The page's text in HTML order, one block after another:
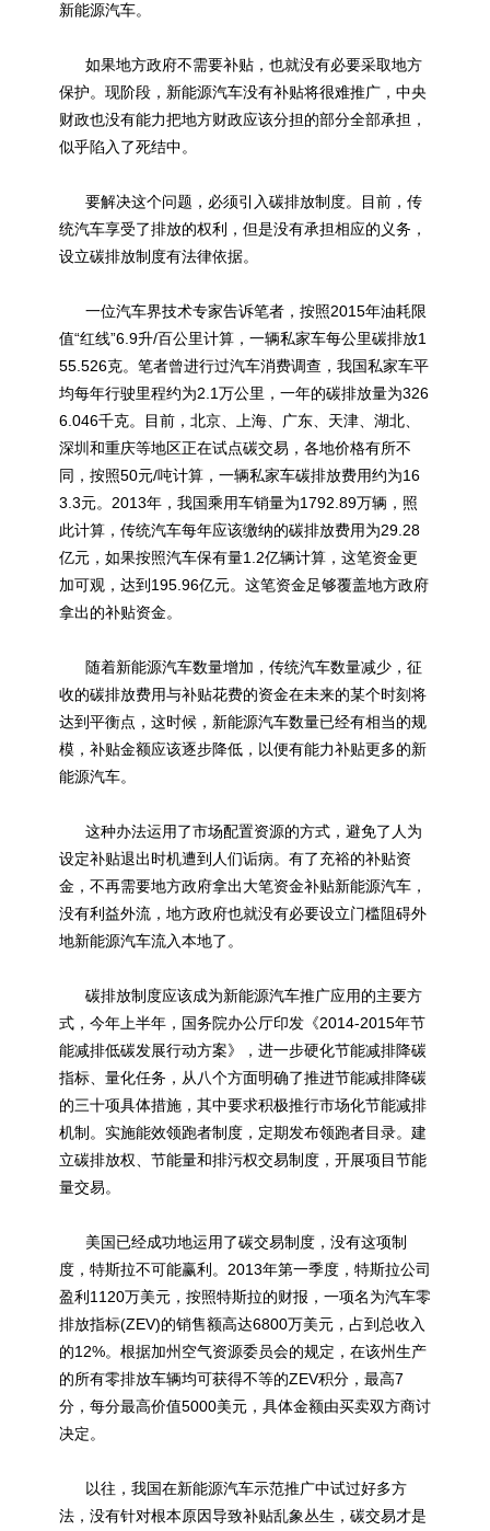
新能源汽车。
如果地方政府不需要补贴，也就没有必要采取地方
保护。现阶段，新能源汽车没有补贴将很难推广，中央
财政也没有能力把地方财政应该分担的部分全部承担，
似乎陷入了死结中。
要解决这个问题，必须引入碳排放制度。目前，传
统汽车享受了排放的权利，但是没有承担相应的义务，
设立碳排放制度有法律依据。
一位汽车界技术专家告诉笔者，按照2015年油耗限
值“红线”6.9升/百公里计算，一辆私家车每公里碳排放1
55.526克。笔者曾进行过汽车消费调查，我国私家车平
均每年行驶里程约为2.1万公里，一年的碳排放量为326
6.046千克。目前，北京、上海、广东、天津、湖北、
深圳和重庆等地区正在试点碳交易，各地价格有所不
同，按照50元/吨计算，一辆私家车碳排放费用约为16
3.3元。2013年，我国乘用车销量为1792.89万辆，照
此计算，传统汽车每年应该缴纳的碳排放费用为29.28
亿元，如果按照汽车保有量1.2亿辆计算，这笔资金更
加可观，达到195.96亿元。这笔资金足够覆盖地方政府
拿出的补贴资金。
随着新能源汽车数量增加，传统汽车数量减少，征
收的碳排放费用与补贴花费的资金在未来的某个时刻将
达到平衡点，这时候，新能源汽车数量已经有相当的规
模，补贴金额应该逐步降低，以便有能力补贴更多的新
能源汽车。
这种办法运用了市场配置资源的方式，避免了人为
设定补贴退出时机遭到人们诟病。有了充裕的补贴资
金，不再需要地方政府拿出大笔资金补贴新能源汽车，
没有利益外流，地方政府也就没有必要设立门槛阻碍外
地新能源汽车流入本地了。
碳排放制度应该成为新能源汽车推广应用的主要方
式，今年上半年，国务院办公厅印发《2014-2015年节
能减排低碳发展行动方案》，进一步硬化节能减排降碳
指标、量化任务，从八个方面明确了推进节能减排降碳
的三十项具体措施，其中要求积极推行市场化节能减排
机制。实施能效领跑者制度，定期发布领跑者目录。建
立碳排放权、节能量和排污权交易制度，开展项目节能
量交易。
美国已经成功地运用了碳交易制度，没有这项制
度，特斯拉不可能赢利。2013年第一季度， 特斯拉公司
盈利1120万美元，按照特斯拉的财报，一项名为汽车零
排放指标(ZEV)的销售额高达6800万美元，占到总收入
的12%。根据加州空气资源委员会的规定，在该州生产
的所有零排放车辆均可获得不等的ZEV积分，最高7
分，每分最高价值5000美元，具体金额由买卖双方商讨
决定。
以往，我国在新能源汽车示范推广中试过好多方
法，没有针对根本原因导致补贴乱象丛生，碳交易才是